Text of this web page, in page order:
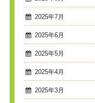
2025年7月
2025年6月
2025年5月
2025年4月
2025年3月